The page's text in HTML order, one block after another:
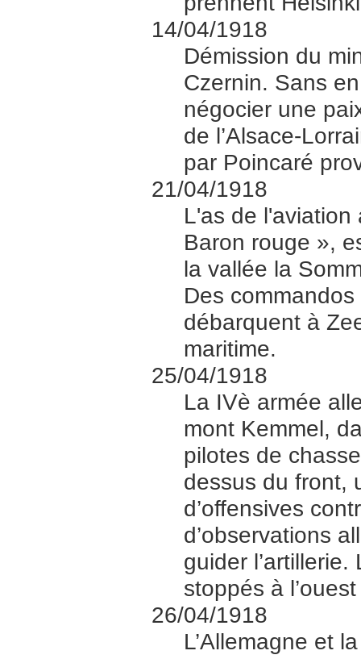
14/04/1918
Démission du
Czernin. Sans
négocier une
de l’Alsace-
par Poincaré
21/04/1918
L'as de
Baron rouge »,
la vallée la
Des
débarquent à
maritime.
25/04/1918
La IVè armée
mont Kemmel,
pilotes de
dessus du front,
d’offensives
d’observations
guider
stoppés à
26/04/1918
L’Allemagne et